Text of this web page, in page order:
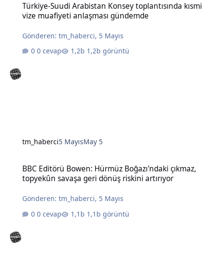
Türkiye-Suudi Arabistan Konsey toplantısında kısmi
vize muafiyeti anlaşması gündemde
Gönderen:tm_haberci, 5 Mayıs
0 cevap
1,2b görüntü
tm_haberci5 MayısMay 5
BBC Editörü Bowen: Hürmüz Boğazı'ndaki çıkmaz,
topyekûn savaşa geri dönüş riskini artırıyor
Gönderen:tm_haberci, 5 Mayıs
0 cevap
1,1b görüntü